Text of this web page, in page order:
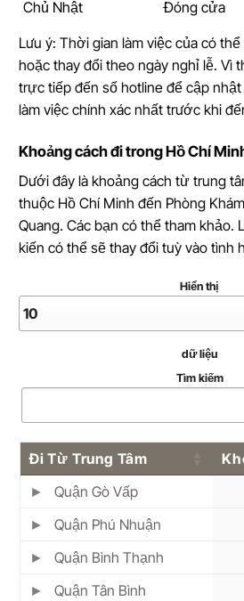
Chủ Nhật
Đóng cửa
Lưu ý: Thời gian làm việc của có
hoặc thay đổi theo ngày nghỉ lễ. Vì
trực tiếp đến số hotline để cập
làm việc chính xác nhất trước khi
Khoảng cách đi trong Hồ Chí
Dưới đây là khoảng cách từ trung
thuộc Hồ Chí Minh đến Phòng
Quang. Các bạn có thể tham khảo.
kiến có thể sẽ thay đổi tuỳ vào tình
Hiển thị
dữ liệu
Tìm kiếm
Đi Từ Trung Tâm
Quận Gò Vấp
Quận Phú Nhuận
Quận Bình Thạnh
Quận Tân Bình